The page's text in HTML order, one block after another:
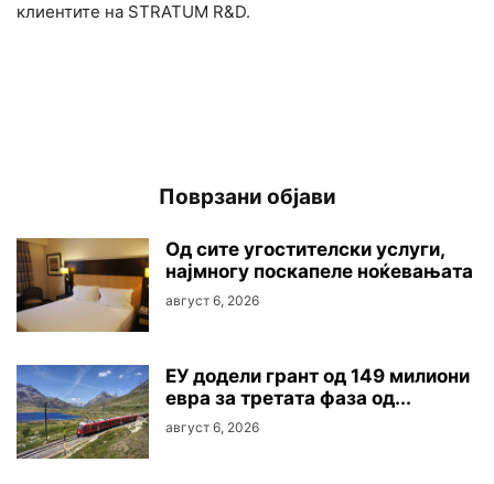
клиентите на STRATUM R&D.
Поврзани објави
Oд сите угостителски услуги,
најмногу поскапеле ноќевањата
август 6, 2026
ЕУ додели грант од 149 милиони
евра за третата фаза од...
август 6, 2026